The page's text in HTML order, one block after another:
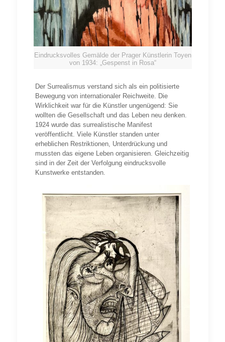
Eindrucksvolles Gemälde der Prager Künstlerin Toyen
von 1934: „Gespenst in Rosa“
Der Surrealismus verstand sich als ein politisierte
Bewegung von internationaler Reichweite. Die
Wirklichkeit war für die Künstler ungenügend: Sie
wollten die Gesellschaft und das Leben neu denken.
1924 wurde das surrealistische Manifest
veröffentlicht. Viele Künstler standen unter
erheblichen Restriktionen, Unterdrückung und
mussten das eigene Leben organisieren. Gleichzeitig
sind in der Zeit der Verfolgung eindrucksvolle
Kunstwerke entstanden.